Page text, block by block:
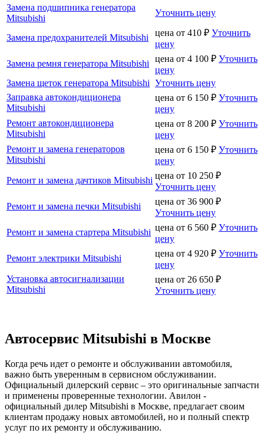
Замена подшипника генератора
Mitsubishi
Уточнить цену
Замена предохранителей Mitsubishi цена от 410 ₽ Уточнить
цену
Замена ремня генератора Mitsubishi
цена от 4 100 ₽ Уточнить
цену
Замена щеток генератора Mitsubishi Уточнить цену
Заправка автокондиционера
Mitsubishi
цена от 6 150 ₽ Уточнить
цену
Ремонт автокондиционера
Mitsubishi
цена от 8 200 ₽ Уточнить
цену
Ремонт и замена генераторов
Mitsubishi
цена от 6 150 ₽ Уточнить
цену
Ремонт и замена дачтиков Mitsubishi цена от 10 250 ₽
Уточнить цену
Ремонт и замена печки Mitsubishi
цена от 36 900 ₽
Уточнить цену
Ремонт и замена стартера Mitsubishi цена от 6 560 ₽ Уточнить
цену
Ремонт электрики Mitsubishi
цена от 4 920 ₽ Уточнить
цену
Установка автосигнализации
Mitsubishi
цена от 26 650 ₽
Уточнить цену
Автосервис Mitsubishi в Москве
Когда речь идет о ремонте и обслуживании автомобиля,
важно быть уверенным в сервисном обслуживании.
Официальный дилерский сервис – это оригинальные запчасти
и применены проверенные технологии. Авилон -
официальный дилер Mitsubishi в Москве, предлагает своим
клиентам продажу новых автомобилей, но и полный спектр
услуг по их ремонту и обслуживанию.